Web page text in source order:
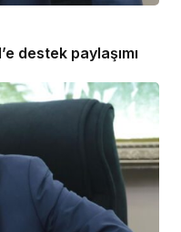
destek paylaşımı